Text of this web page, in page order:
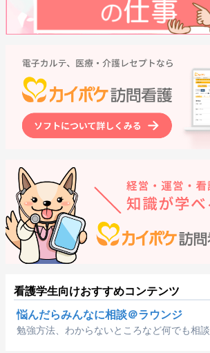
看護学生向けおすすめコンテンツ
悩んだらみんなに相談＠ラウンジ
勉強方法、わからないところなど何でも相談